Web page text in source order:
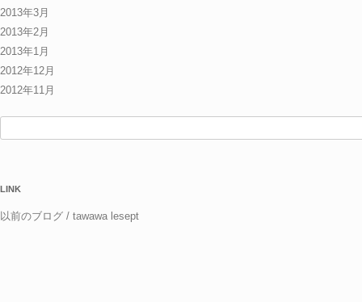
2013年3月
2013年2月
2013年1月
2012年12月
2012年11月
LINK
以前のブログ / tawawa lesept